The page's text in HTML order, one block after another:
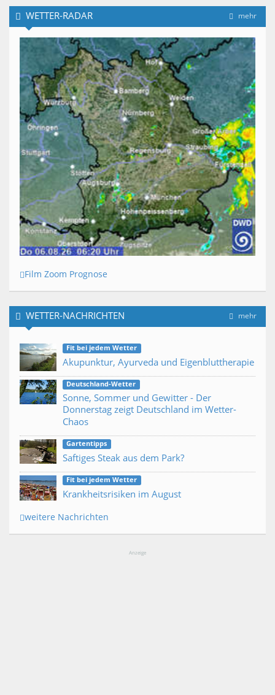
mehr
WETTER-RADAR
Film Zoom Prognose
mehr
WETTER-NACHRICHTEN
Fit bei jedem Wetter
Akupunktur, Ayurveda und Eigenbluttherapie
Deutschland-Wetter
Sonne, Sommer und Gewitter - Der
Donnerstag zeigt Deutschland im Wetter-
Chaos
Gartentipps
Saftiges Steak aus dem Park?
Fit bei jedem Wetter
Krankheitsrisiken im August
weitere Nachrichten
Anzeige